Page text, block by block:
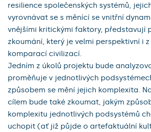
resilience společenských systémů,
vyrovnávat se s měnící se vnitřní
vnějšími kritickými faktory, představují
zkoumání, který je velmi perspektivní i
komparací civilizací.
Jedním z úkolů projektu bude
proměňuje v jednotlivých
způsobem se mění jejich komplexita.
cílem bude také zkoumat, jakým
komplexitu jednotlivých podsystémů
uchopit (ať již půjde o artefaktuální